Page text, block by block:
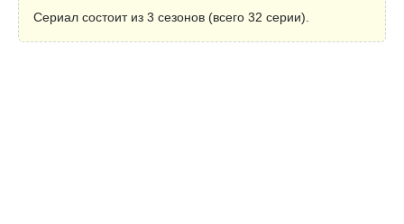
Сериал состоит из 3 сезонов (всего 32 серии).